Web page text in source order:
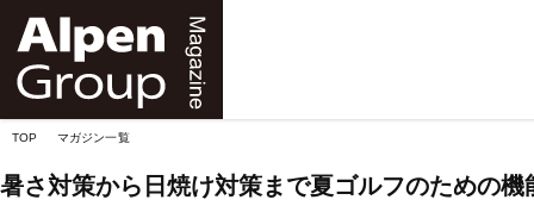
TOP マガジン一覧
暑さ対策から日焼け対策まで夏ゴルフのための